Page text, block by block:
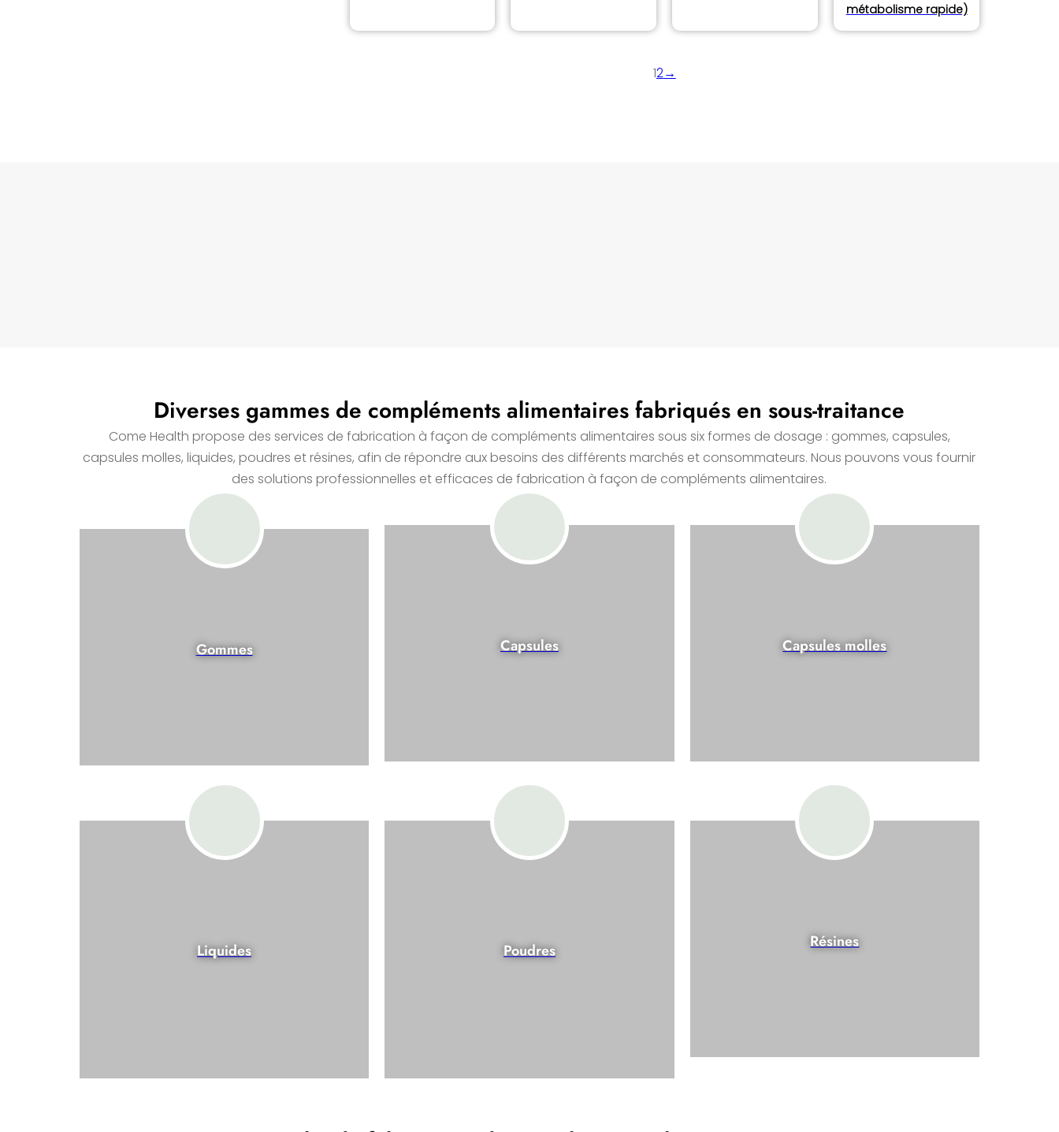
métabolisme rapide)
12→
Diverses gammes de compléments alimentaires fabriqués en sous-traitance
Come Health propose des services de fabrication à façon de compléments alimentaires sous six formes de dosage : gommes, capsules,
capsules molles, liquides, poudres et résines, afin de répondre aux besoins des différents marchés et consommateurs. Nous pouvons vous fournir
des solutions professionnelles et efficaces de fabrication à façon de compléments alimentaires.
Gommes Capsules Capsules molles
Liquides Poudres Résines